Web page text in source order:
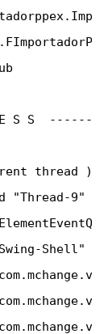
S S
thread )
"Thread-9"
Shell"